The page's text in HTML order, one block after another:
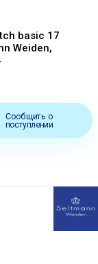
basic 17
Weiden,
Сообщить о
поступлении